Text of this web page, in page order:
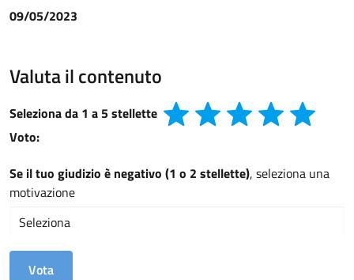
09/05/2023
Valuta il contenuto
Seleziona da 1 a 5 stellette
Voto:
Se il tuo giudizio è negativo (1 o 2 stellette), seleziona una
motivazione